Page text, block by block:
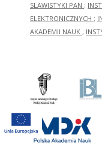
SLAWISTYKI PAN ;
ELEKTRONICZNYCH ;
AKADEMII NAUK ;